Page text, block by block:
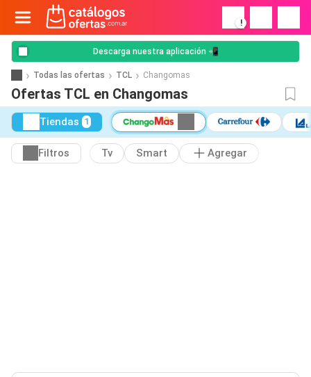
!
Descarga nuestra aplicación 📲
Todas las ofertas TCL Changomas
Ofertas TCL en Changomas
Tiendas 1
Filtros Tv Smart Agregar